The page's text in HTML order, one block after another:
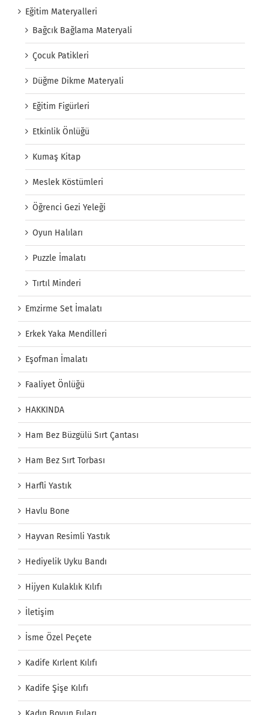
Eğitim Materyalleri
Bağcık Bağlama Materyali
Çocuk Patikleri
Düğme Dikme Materyali
Eğitim Figürleri
Etkinlik Önlüğü
Kumaş Kitap
Meslek Köstümleri
Öğrenci Gezi Yeleği
Oyun Halıları
Puzzle İmalatı
Tırtıl Minderi
Emzirme Set İmalatı
Erkek Yaka Mendilleri
Eşofman İmalatı
Faaliyet Önlüğü
HAKKINDA
Ham Bez Büzgülü Sırt Çantası
Ham Bez Sırt Torbası
Harfli Yastık
Havlu Bone
Hayvan Resimli Yastık
Hediyelik Uyku Bandı
Hijyen Kulaklık Kılıfı
İletişim
İsme Özel Peçete
Kadife Kırlent Kılıfı
Kadife Şişe Kılıfı